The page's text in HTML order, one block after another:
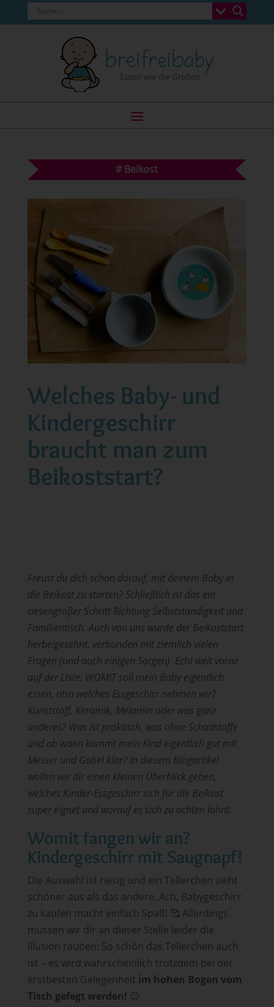
# Beikost
Welches Baby- und
Kindergeschirr
braucht man zum
Beikoststart?
Freust du dich schon darauf, mit deinem Baby in
die Beikost zu starten? Schließlich ist das ein
riesengroßer Schritt Richtung Selbstständigkeit und
Familientisch. Auch von uns wurde der Beikoststart
herbeigesehnt, verbunden mit ziemlich vielen
Fragen (und auch einigen Sorgen). Echt weit vorne
auf der Liste: WOMIT soll mein Baby eigentlich
essen, also welches Essgeschirr nehmen wir?
Kunststoff, Keramik, Melamin oder was ganz
anderes? Was ist praktisch, was ohne Schadstoffe
und ab wann kommt mein Kind eigentlich gut mit
Messer und Gabel klar? In diesem Blogartikel
wollen wir dir einen kleinen Überblick geben,
welches Kinder-Essgeschirr sich für die Beikost
super eignet und worauf es sich zu achten lohnt.
Womit fangen wir an?
Kindergeschirr mit Saugnapf!
Die Auswahl ist riesig und ein Tellerchen sieht
schöner aus als das andere. Ach, Babygeschirr
zu kaufen macht einfach Spaß! 🥰​ Allerdings
müssen wir dir an dieser Stelle leider die
Illusion rauben: So schön das Tellerchen auch
ist – es wird wahrscheinlich trotzdem bei der
erstbesten Gelegenheit im hohen Bogen vom
Tisch gefegt werden! 😉​